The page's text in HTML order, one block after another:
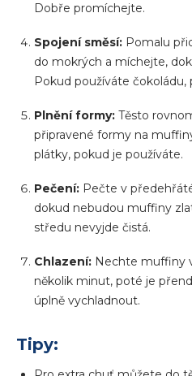
Dobře promíchejte.
Spojení směsí: Pomalu
do mokrých a míchejte,
Pokud používáte čokoládu,
Plnění formy: Těsto
připravené formy na
plátky, pokud je používáte.
Pečení: Pečte v
dokud nebudou muffiny
středu nevyjde čistá.
Chlazení: Nechte muffiny
několik minut, poté je
úplně vychladnout.
Tipy: